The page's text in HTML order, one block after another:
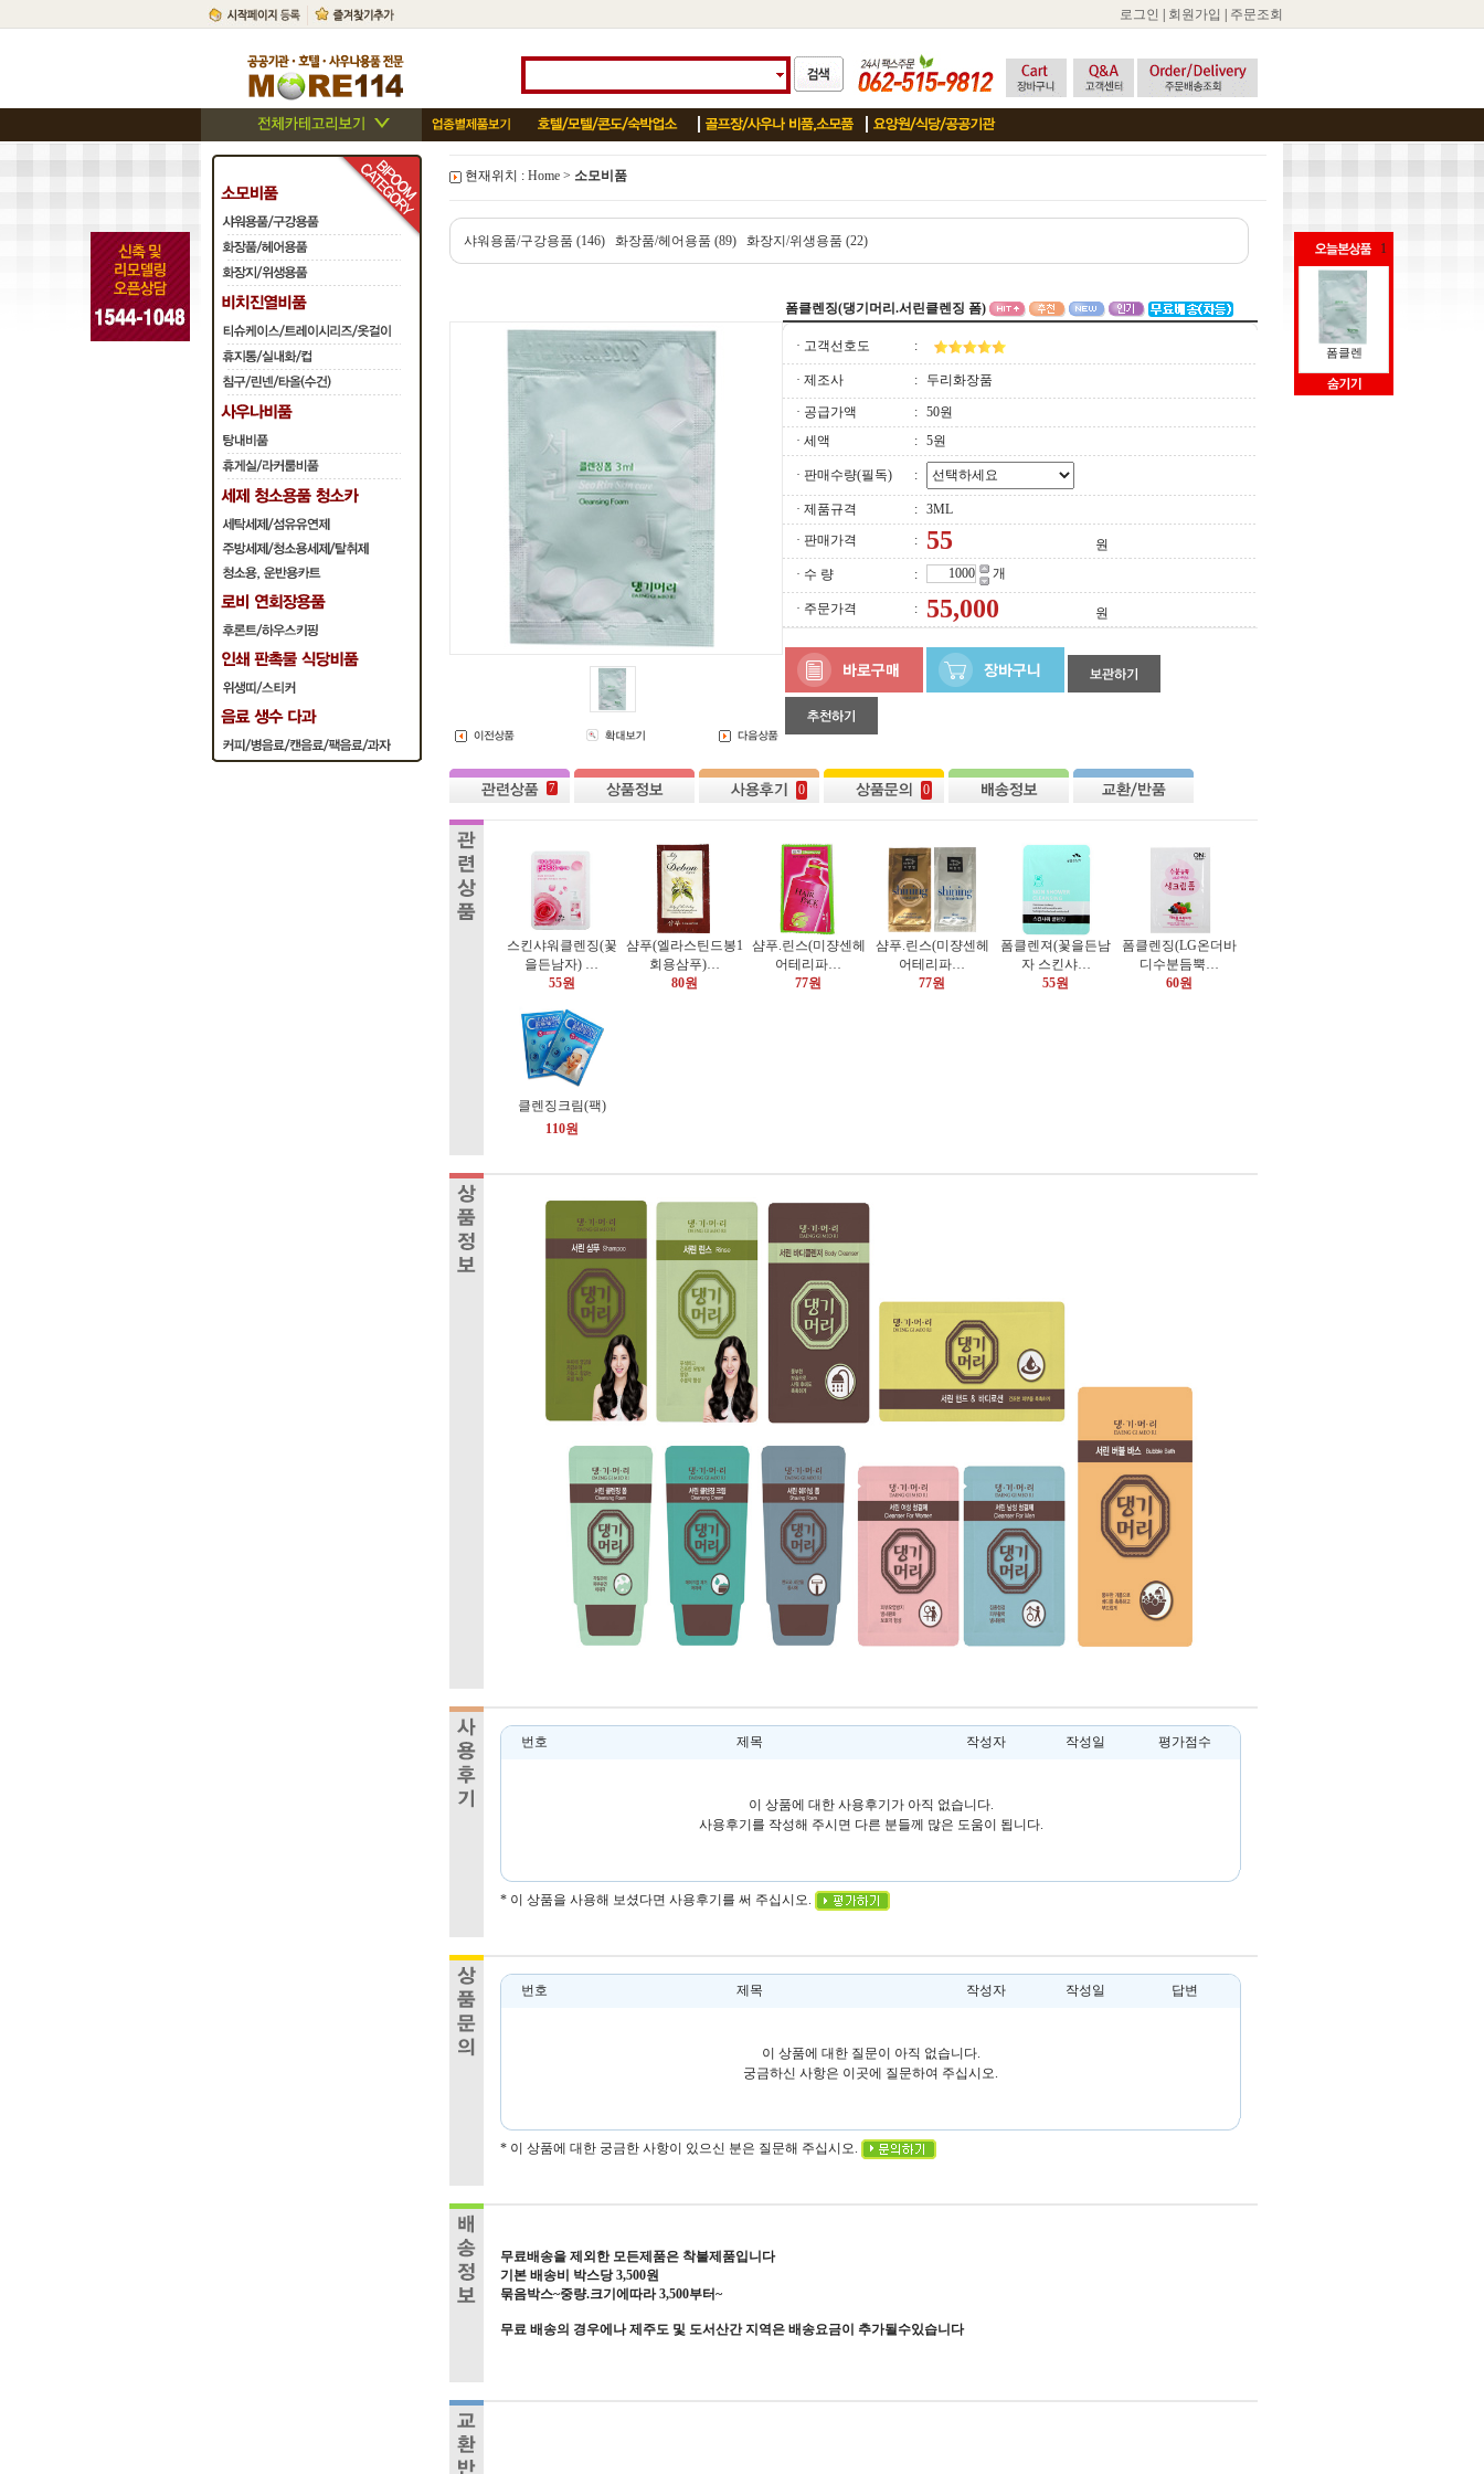
로그인 회원가입 주문조회
1
폼클렌
현재위치 : Home > 소모비품
샤워용품/구강용품 (146) 화장품/헤어용품 (89) 화장지/위생용품 (22)
폼클렌징(댕기머리.서린클렌징 폼)
· 고객선호도 :
· 제조사 : 두리화장품
· 공급가액 :
50원
· 세액
: 5원
· 판매수량(필독) :
· 제품규격 :
3ML
· 판매가격
:
원
· 수 량
: 개
· 주문가격 : 원
7 0 0
스킨샤워클렌징(꽃
을든남자) …
55원
샴푸(엘라스틴드봉1
회용삼푸)…
80원
샴푸.린스(미쟝센헤
어테리파…
77원
샴푸.린스(미쟝센헤
어테리파…
77원
폼클렌져(꽃을든남
자 스킨샤…
55원
폼클렌징(LG온더바
디수분듬뿍…
60원
클렌징크림(팩)
110원
번호 제목 작성자 작성일 평가점수
이 상품에 대한 사용후기가 아직 없습니다.
사용후기를 작성해 주시면 다른 분들께 많은 도움이 됩니다.
* 이 상품을 사용해 보셨다면 사용후기를 써 주십시오.
번호 제목 작성자 작성일 답변
이 상품에 대한 질문이 아직 없습니다.
궁금하신 사항은 이곳에 질문하여 주십시오.
* 이 상품에 대한 궁금한 사항이 있으신 분은 질문해 주십시오.
무료배송을 제외한 모든제품은 착불제품입니다
기본 배송비 박스당 3,500원
묶음박스~중량.크기에따라 3,500부터~
무료 배송의 경우에나 제주도 및 도서산간 지역은 배송요금이 추가될수있습니다